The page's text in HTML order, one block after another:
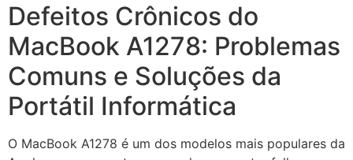
Defeitos Crônicos do
MacBook A1278: Problemas
Comuns e Soluções da
Portátil Informática
O MacBook A1278 é um dos modelos mais populares da